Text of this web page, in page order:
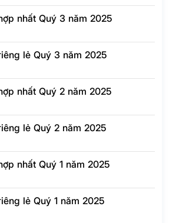
nhất Quý 3 năm 2025
lẻ Quý 3 năm 2025
nhất Quý 2 năm 2025
lẻ Quý 2 năm 2025
nhất Quý 1 năm 2025
lẻ Quý 1 năm 2025